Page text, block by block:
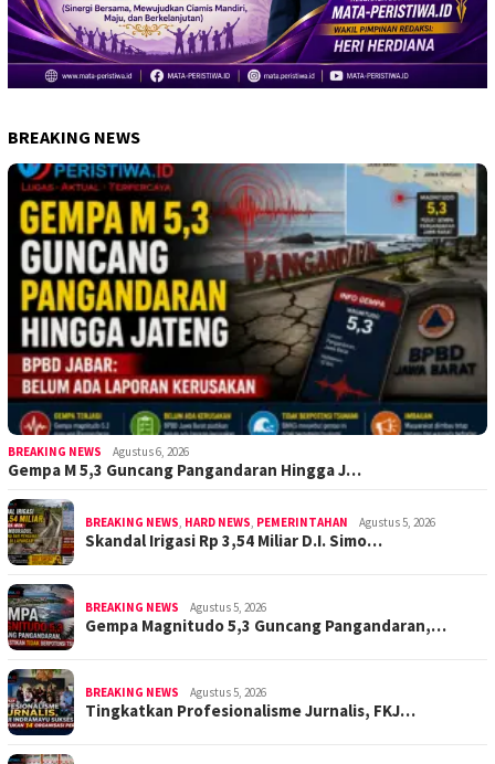
BREAKING NEWS
BREAKING NEWS Agustus 6, 2026
Gempa M 5,3 Guncang Pangandaran Hingga J…
BREAKING NEWS HARD NEWS PEMERINTAHAN Agustus 5, 2026
Skandal Irigasi Rp 3,54 Miliar D.I. Simo…
BREAKING NEWS Agustus 5, 2026
Gempa Magnitudo 5,3 Guncang Pangandaran,…
BREAKING NEWS Agustus 5, 2026
Tingkatkan Profesionalisme Jurnalis, FKJ…